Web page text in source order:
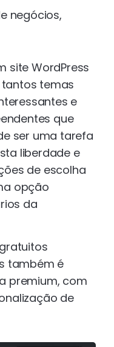
negócios,
site WordPress
temas
e
que
ser uma tarefa
liberdade e
de escolha
opção
da
também é
premium, com
de